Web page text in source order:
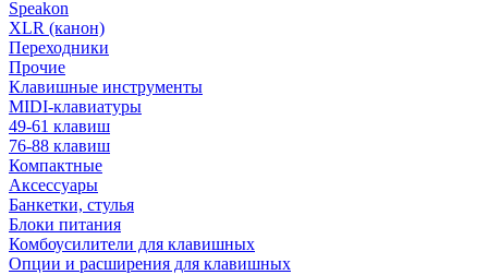
Speakon
XLR (канон)
Переходники
Прочие
Клавишные инструменты
MIDI-клавиатуры
49-61 клавиш
76-88 клавиш
Компактные
Аксессуары
Банкетки, стулья
Блоки питания
Комбоусилители для клавишных
Опции и расширения для клавишных